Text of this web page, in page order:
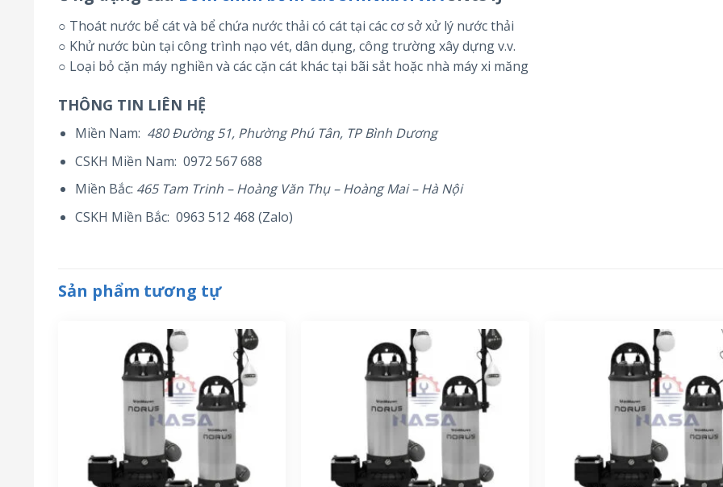
○ Thoát nước bể cát và bể chứa nước thải có cát tại các cơ sở xử lý nước thải
○ Khử nước bùn tại công trình nạo vét, dân dụng, công trường xây dựng v.v.
○ Loại bỏ cặn máy nghiền và các cặn cát khác tại bãi sắt hoặc nhà máy xi măng
THÔNG TIN LIÊN HỆ
Miền Nam: 480 Đường 51, Phường Phú Tân, TP Bình Dương
CSKH Miền Nam: 0972 567 688
Miền Bắc: 465 Tam Trinh – Hoàng Văn Thụ – Hoàng Mai – Hà Nội
CSKH Miền Bắc: 0963 512 468 (Zalo)
Sản phẩm tương tự